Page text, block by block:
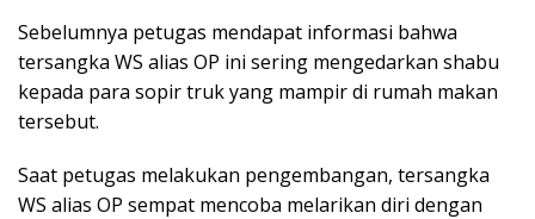
Sebelumnya petugas mendapat informasi bahwa
tersangka WS alias OP ini sering mengedarkan shabu
kepada para sopir truk yang mampir di rumah makan
tersebut.
Saat petugas melakukan pengembangan, tersangka
WS alias OP sempat mencoba melarikan diri dengan